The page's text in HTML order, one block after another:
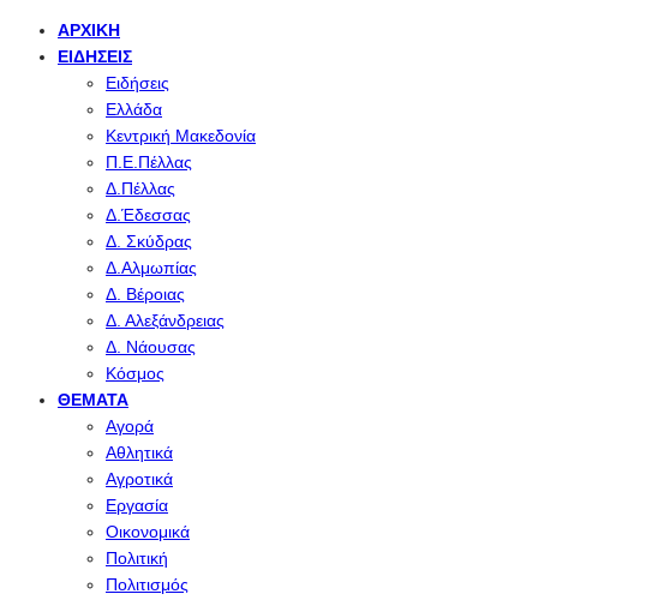
ΑΡΧΙΚΉ
ΕΙΔΉΣΕΙΣ
Ειδήσεις
Ελλάδα
Κεντρική Μακεδονία
Π.Ε.Πέλλας
Δ.Πέλλας
Δ.Έδεσσας
Δ. Σκύδρας
Δ.Αλμωπίας
Δ. Βέροιας
Δ. Αλεξάνδρειας
Δ. Νάουσας
Κόσμος
ΘΈΜΑΤΑ
Αγορά
Αθλητικά
Αγροτικά
Εργασία
Οικονομικά
Πολιτική
Πολιτισμός